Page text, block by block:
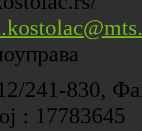
241-830,
: 17783645